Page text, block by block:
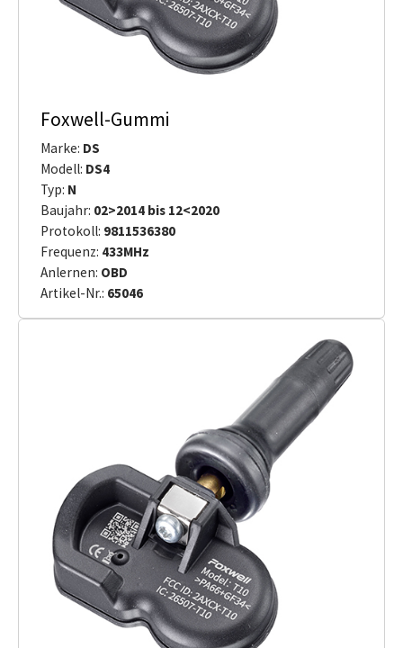
Foxwell-Gummi
Marke: DS
Modell: DS4
Typ: N
Baujahr: 02>2014 bis 12<2020
Protokoll: 9811536380
Frequenz: 433MHz
Anlernen: OBD
Artikel-Nr.: 65046